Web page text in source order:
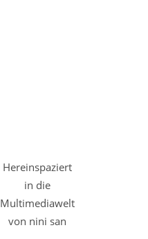
Hereinspaziert
in die
Multimediawelt
von nini san